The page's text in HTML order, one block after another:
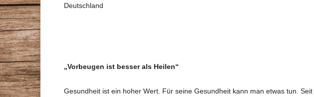
DR. MAX-OTTO-BRUKER
POLITISCHES
DR.-BRUKER-GARTEN
Deutschland
„Vorbeugen ist besser als Heilen“
Gesundheit ist ein hoher Wert. Für seine Gesundheit kann man etwas tun.